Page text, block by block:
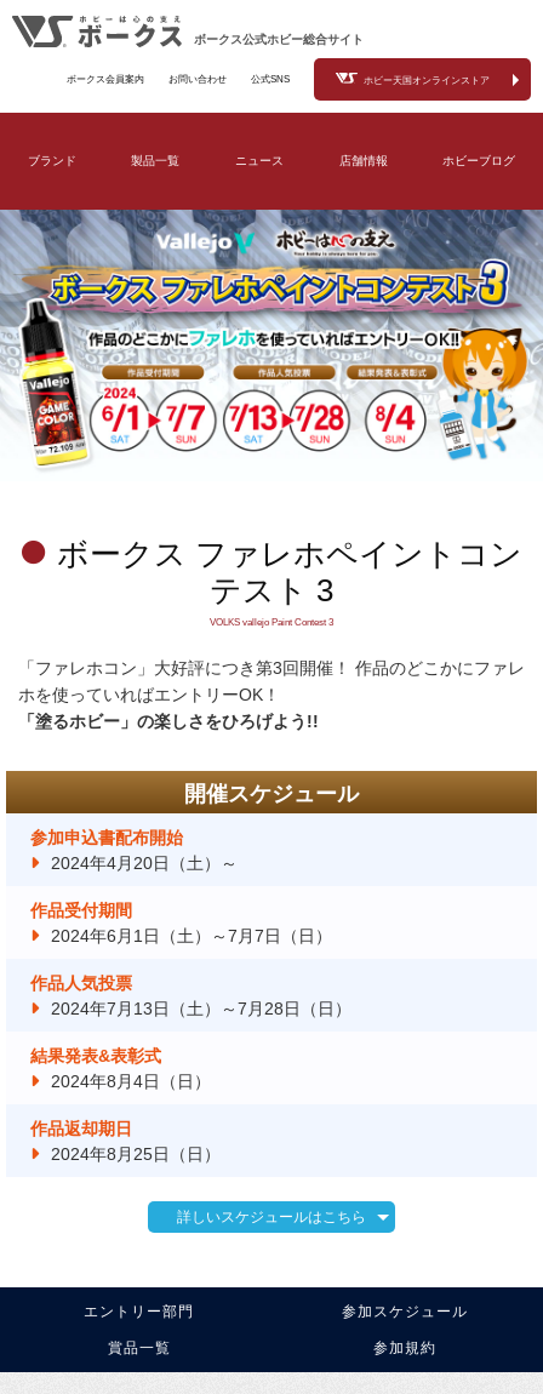
ボークス公式ホビー総合サイト
ボークス会員案内 お問い合わせ 公式SNS ホビー天国オンラインストア
ブランド 製品一覧 ニュース 店舗情報 ホビーブログ
ボークス ファレホペイントコン
テスト 3
VOLKS vallejo Paint Contest 3
「ファレホコン」大好評につき第3回開催！ 作品のどこかにファレ
ホを使っていればエントリーOK！
「塗るホビー」の楽しさをひろげよう!!
開催スケジュール
参加申込書配布開始
2024年4月20日（土）～
作品受付期間
2024年6月1日（土）～7月7日（日）
作品人気投票
2024年7月13日（土）～7月28日（日）
結果発表&表彰式
2024年8月4日（日）
作品返却期日
2024年8月25日（日）
詳しいスケジュールはこちら
エントリー部門 参加スケジュール
賞品一覧 参加規約